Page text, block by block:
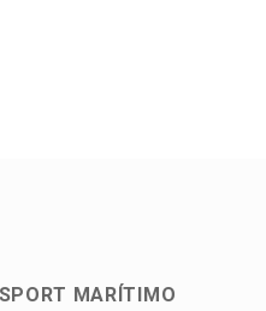
MARÍTIMO